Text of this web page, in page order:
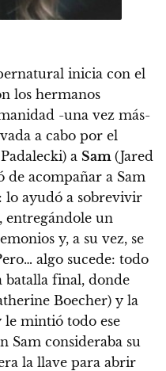
inicia con el
los hermanos
-una vez más-
a cabo por el
a Sam (Jared
de acompañar a Sam
lo ayudó a sobrevivir
entregándole un
y, a su vez, se
algo sucede: todo
batalla final, donde
Boecher) y la
le mintió todo ese
Sam consideraba su
la llave para abrir